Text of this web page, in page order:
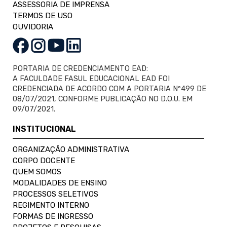
ASSESSORIA DE IMPRENSA
TERMOS DE USO
OUVIDORIA
PORTARIA DE CREDENCIAMENTO EAD:
A FACULDADE FASUL EDUCACIONAL EAD FOI
CREDENCIADA DE ACORDO COM A PORTARIA Nº499 DE
08/07/2021, CONFORME PUBLICAÇÃO NO D.O.U. EM
09/07/2021.
INSTITUCIONAL
ORGANIZAÇÃO ADMINISTRATIVA
CORPO DOCENTE
QUEM SOMOS
MODALIDADES DE ENSINO
PROCESSOS SELETIVOS
REGIMENTO INTERNO
FORMAS DE INGRESSO